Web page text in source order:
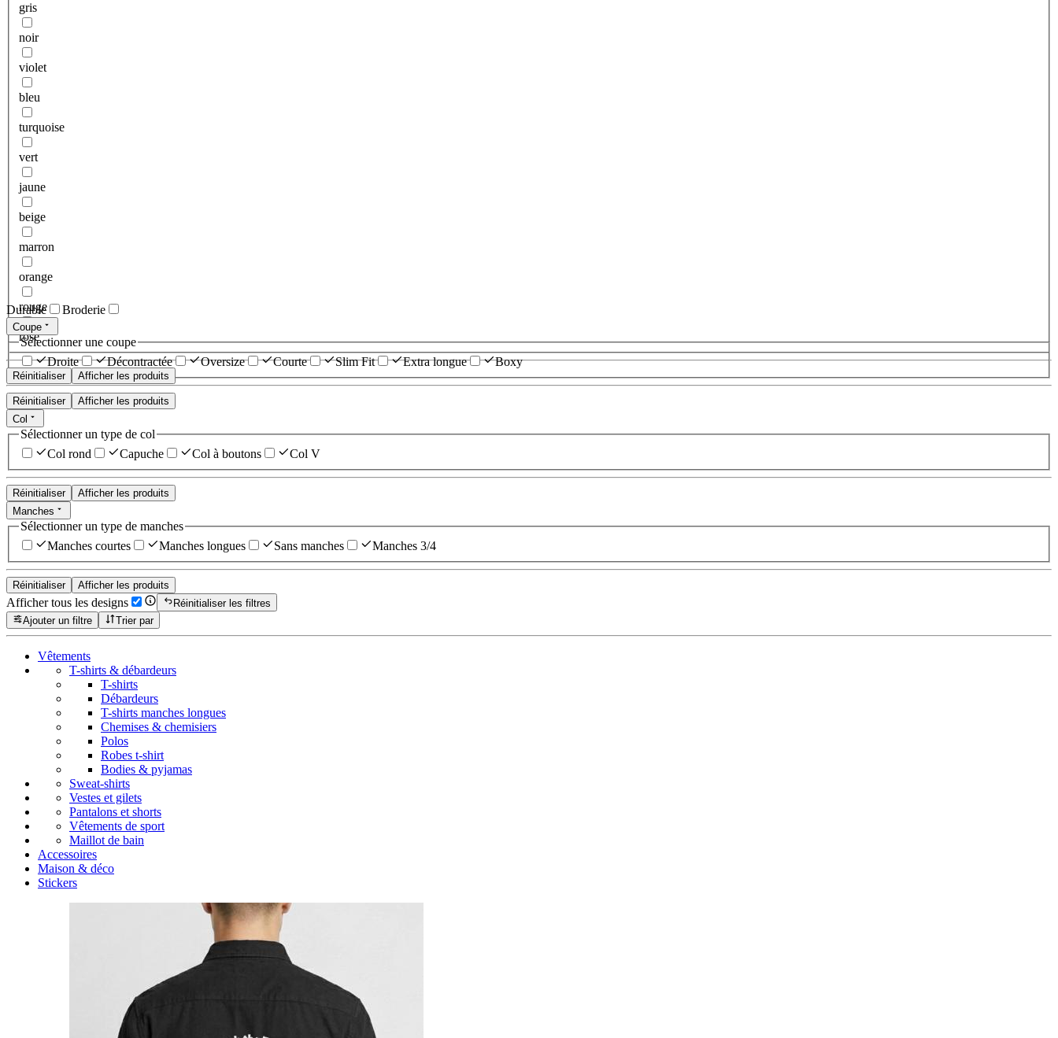
gris
noir
violet
bleu
turquoise
vert
jaune
beige
marron
orange
rouge
rose
Réinitialiser Afficher les produits
Durable Broderie
Coupe
Sélectionner une coupe
Droite
Décontractée Oversize Courte Slim Fit Extra longue Boxy
Réinitialiser
Afficher les produits
Col
Sélectionner un type de col
Col rond
Capuche Col à boutons Col V
Réinitialiser
Afficher les produits
Manches
Sélectionner un type de manches
Manches courtes
Manches longues Sans manches Manches 3/4
Réinitialiser Afficher les produits
Afficher tous les designs
Réinitialiser les filtres
Ajouter un filtre
Trier par
Vêtements
T-shirts & débardeurs
T-shirts
Débardeurs
T-shirts manches longues
Chemises & chemisiers
Polos
Robes t-shirt
Bodies & pyjamas
Sweat-shirts
Vestes et gilets
Pantalons et shorts
Vêtements de sport
Maillot de bain
Accessoires
Maison & déco
Stickers